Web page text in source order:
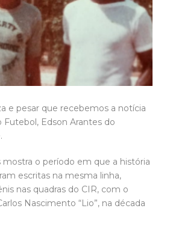
e pesar que recebemos a notícia
Futebol, Edson Arantes do
o período em que a história
escritas na mesma linha,
nas quadras do CIR, com o
Nascimento “Lio”, na década